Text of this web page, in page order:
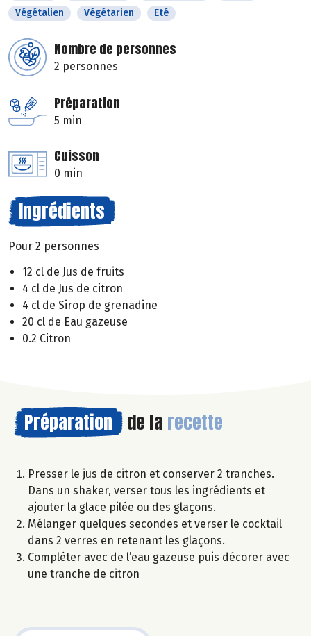
Végétalien
Végétarien Eté
Nombre de personnes
2 personnes
Préparation
5 min
Cuisson
0 min
Ingrédients
Pour 2 personnes
12 cl de Jus de fruits
4 cl de Jus de citron
4 cl de Sirop de grenadine
20 cl de Eau gazeuse
0.2 Citron
Préparation de la recette
Presser le jus de citron et conserver 2 tranches.
Dans un shaker, verser tous les ingrédients et
ajouter la glace pilée ou des glaçons.
Mélanger quelques secondes et verser le cocktail
dans 2 verres en retenant les glaçons.
Compléter avec de l’eau gazeuse puis décorer avec
une tranche de citron